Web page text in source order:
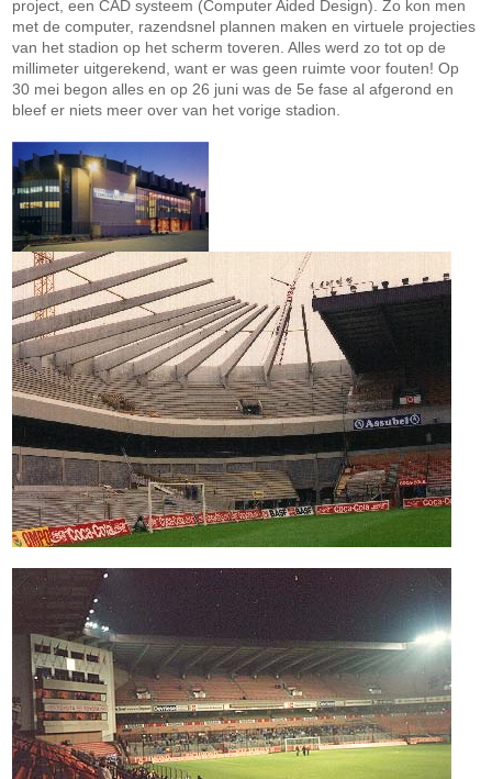
project, een CAD systeem (Computer Aided Design). Zo kon men
met de computer, razendsnel plannen maken en virtuele projecties
van het stadion op het scherm toveren. Alles werd zo tot op de
millimeter uitgerekend, want er was geen ruimte voor fouten! Op
30 mei begon alles en op 26 juni was de 5e fase al afgerond en
bleef er niets meer over van het vorige stadion.